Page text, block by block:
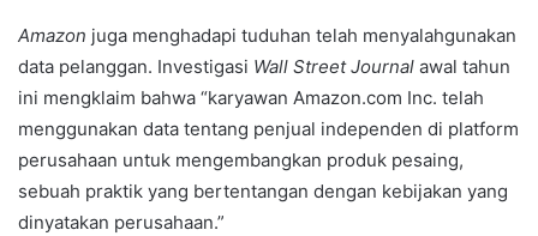
Amazon juga menghadapi tuduhan telah menyalahgunakan
data pelanggan. Investigasi Wall Street Journal awal tahun
ini mengklaim bahwa “karyawan Amazon.com Inc. telah
menggunakan data tentang penjual independen di platform
perusahaan untuk mengembangkan produk pesaing,
sebuah praktik yang bertentangan dengan kebijakan yang
dinyatakan perusahaan.”